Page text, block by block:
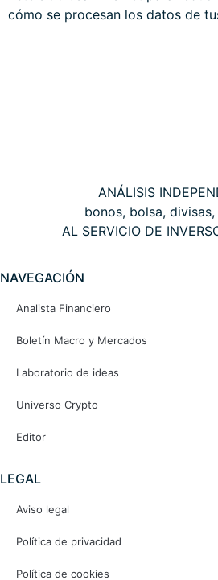
cómo se procesan los datos de
ANÁLISIS
bonos, bolsa,
AL SERVICIO DE
NAVEGACIÓN
Analista Financiero
Boletín Macro y Mercados
Laboratorio de ideas
Universo Crypto
Editor
LEGAL
Aviso legal
Política de privacidad
Política de cookies